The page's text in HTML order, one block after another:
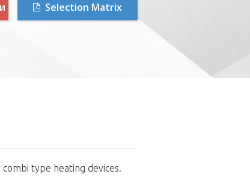
Selection Matrix
type heating devices.